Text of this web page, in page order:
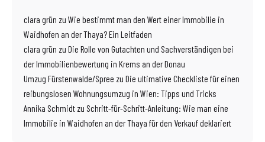
clara grün zu Wie bestimmt man den Wert einer Immobilie in
Waidhofen an der Thaya? Ein Leitfaden
clara grün zu Die Rolle von Gutachten und Sachverständigen bei
der Immobilienbewertung in Krems an der Donau
Umzug Fürstenwalde/Spree zu Die ultimative Checkliste für einen
reibungslosen Wohnungsumzug in Wien: Tipps und Tricks
Annika Schmidt zu Schritt-für-Schritt-Anleitung: Wie man eine
Immobilie in Waidhofen an der Thaya für den Verkauf deklariert